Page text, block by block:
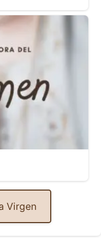
Virgen